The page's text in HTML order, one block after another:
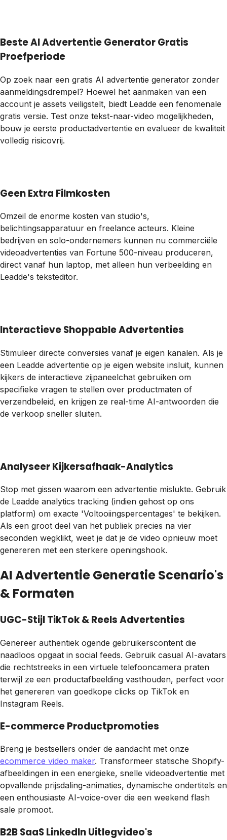
Beste AI Advertentie Generator Gratis
Proefperiode
Op zoek naar een gratis AI advertentie generator zonder
aanmeldingsdrempel? Hoewel het aanmaken van een
account je assets veiligstelt, biedt Leadde een fenomenale
gratis versie. Test onze tekst-naar-video mogelijkheden,
bouw je eerste productadvertentie en evalueer de kwaliteit
volledig risicovrij.
Geen Extra Filmkosten
Omzeil de enorme kosten van studio's,
belichtingsapparatuur en freelance acteurs. Kleine
bedrijven en solo-ondernemers kunnen nu commerciële
videoadvertenties van Fortune 500-niveau produceren,
direct vanaf hun laptop, met alleen hun verbeelding en
Leadde's teksteditor.
Interactieve Shoppable Advertenties
Stimuleer directe conversies vanaf je eigen kanalen. Als je
een Leadde advertentie op je eigen website insluit, kunnen
kijkers de interactieve zijpaneelchat gebruiken om
specifieke vragen te stellen over productmaten of
verzendbeleid, en krijgen ze real-time AI-antwoorden die
de verkoop sneller sluiten.
Analyseer Kijkersafhaak-Analytics
Stop met gissen waarom een advertentie mislukte. Gebruik
de Leadde analytics tracking (indien gehost op ons
platform) om exacte 'Voltooiingspercentages' te bekijken.
Als een groot deel van het publiek precies na vier
seconden wegklikt, weet je dat je de video opnieuw moet
genereren met een sterkere openingshook.
AI Advertentie Generatie Scenario's
& Formaten
UGC-Stijl TikTok & Reels Advertenties
Genereer authentiek ogende gebruikerscontent die
naadloos opgaat in social feeds. Gebruik casual AI-avatars
die rechtstreeks in een virtuele telefooncamera praten
terwijl ze een productafbeelding vasthouden, perfect voor
het genereren van goedkope clicks op TikTok en
Instagram Reels.
E-commerce Productpromoties
Breng je bestsellers onder de aandacht met onze
ecommerce video maker. Transformeer statische Shopify-
afbeeldingen in een energieke, snelle videoadvertentie met
opvallende prijsdaling-animaties, dynamische ondertitels en
een enthousiaste AI-voice-over die een weekend flash
sale promoot.
B2B SaaS LinkedIn Uitlegvideo's